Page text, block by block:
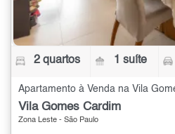
2 quartos 1 suíte
Vila Gomes Cardim
Zona Leste - São Paulo